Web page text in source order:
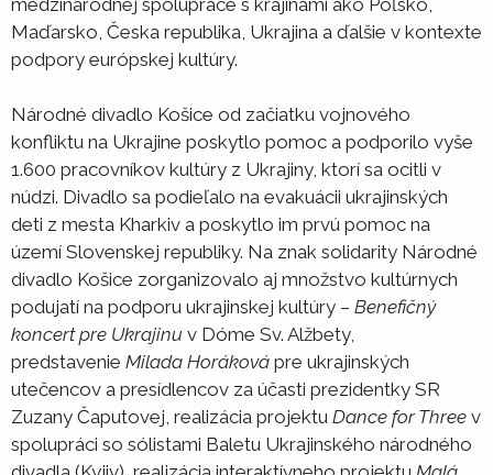
Maďarsko, Česka republika, Ukrajina a ďalšie v kontexte
podpory európskej kultúry.
Národné divadlo Košice od začiatku vojnového
konfliktu na Ukrajine poskytlo pomoc a podporilo vyše
1.600 pracovníkov kultúry z Ukrajiny, ktorí sa ocitli v
núdzi. Divadlo sa podieľalo na evakuácii ukrajinských
deti z mesta Kharkiv a poskytlo im prvú pomoc na
území Slovenskej republiky. Na znak solidarity Národné
divadlo Košice zorganizovalo aj množstvo kultúrnych
podujatí na podporu ukrajinskej kultúry – Benefičný
koncert pre Ukrajinu v Dóme Sv. Alžbety,
predstavenie Milada Horáková pre ukrajinských
utečencov a presídlencov za účasti prezidentky SR
Zuzany Čaputovej, realizácia projektu Dance for Three v
spolupráci so sólistami Baletu Ukrajinského národného